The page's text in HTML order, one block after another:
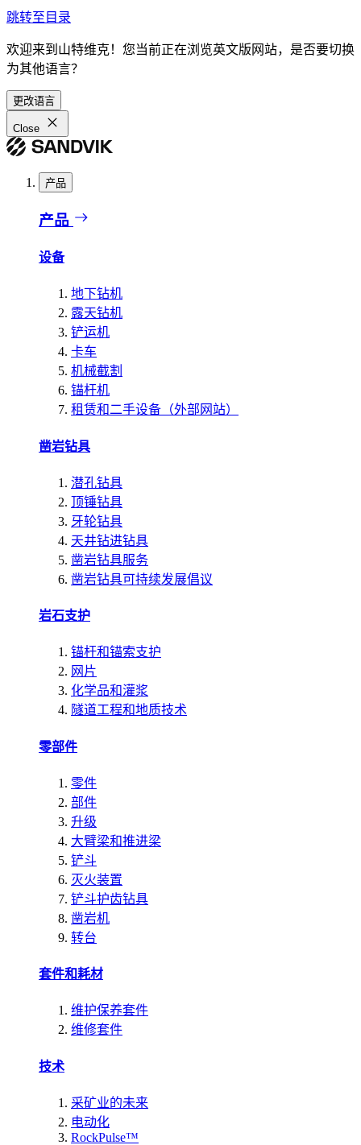
跳转至目录
欢迎来到山特维克！您当前正在浏览英文版网站，是否要切换
为其他语言？
更改语言
Close
产品
产品
设备
地下钻机
露天钻机
铲运机
卡车
机械截割
锚杆机
租赁和二手设备（外部网站）
凿岩钻具
潜孔钻具
顶锤钻具
牙轮钻具
天井钻进钻具
凿岩钻具服务
凿岩钻具可持续发展倡议
岩石支护
锚杆和锚索支护
网片
化学品和灌浆
隧道工程和地质技术
零部件
零件
部件
升级
大臂梁和推进梁
铲斗
灭火装置
铲斗护齿钻具
凿岩机
转台
套件和耗材
维护保养套件
维修套件
技术
采矿业的未来
电动化
RockPulse™